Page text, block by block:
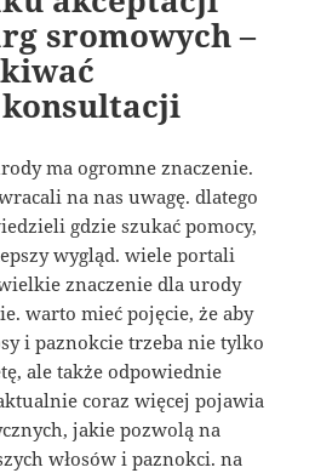
sromowych –
ma ogromne znaczenie.
na nas uwagę. dlatego
gdzie szukać pomocy,
wygląd. wiele portali
znaczenie dla urody
warto mieć pojęcie, że aby
i paznokcie trzeba nie tylko
ale także odpowiednie
coraz więcej pojawia
jakie pozwolą na
włosów i paznokci. na